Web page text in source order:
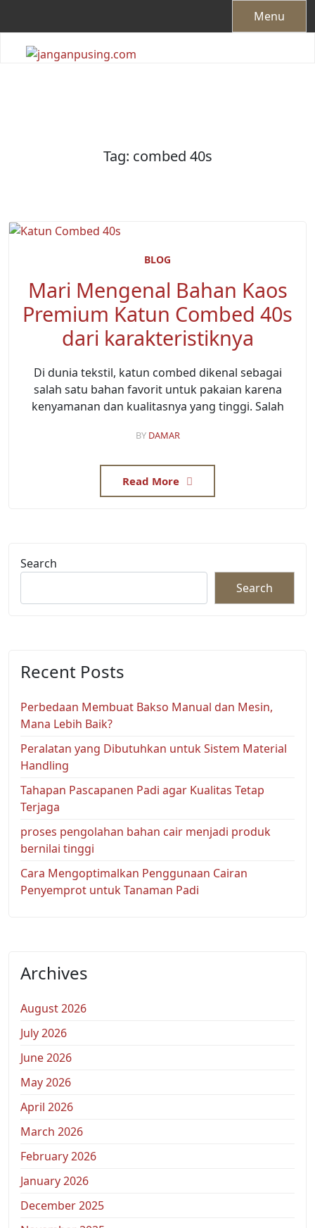
Menu
Tag: combed 40s
BLOG
Mari Mengenal Bahan Kaos
Premium Katun Combed 40s
dari karakteristiknya
Di dunia tekstil, katun combed dikenal sebagai
salah satu bahan favorit untuk pakaian karena
kenyamanan dan kualitasnya yang tinggi. Salah
BY DAMAR
Read More
Search
Search
Recent Posts
Perbedaan Membuat Bakso Manual dan Mesin,
Mana Lebih Baik?
Peralatan yang Dibutuhkan untuk Sistem Material
Handling
Tahapan Pascapanen Padi agar Kualitas Tetap
Terjaga
proses pengolahan bahan cair menjadi produk
bernilai tinggi
Cara Mengoptimalkan Penggunaan Cairan
Penyemprot untuk Tanaman Padi
Archives
August 2026
July 2026
June 2026
May 2026
April 2026
March 2026
February 2026
January 2026
December 2025